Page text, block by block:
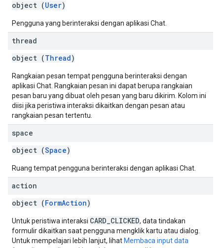
object (User)
Pengguna yang berinteraksi dengan aplikasi Chat.
thread
object (Thread)
Rangkaian pesan tempat pengguna berinteraksi dengan
aplikasi Chat. Rangkaian pesan ini dapat berupa rangkaian
pesan baru yang dibuat oleh pesan yang baru dikirim. Kolom ini
diisi jika peristiwa interaksi dikaitkan dengan pesan atau
rangkaian pesan tertentu.
space
object (Space)
Ruang tempat pengguna berinteraksi dengan aplikasi Chat.
action
object (FormAction)
Untuk peristiwa interaksi CARD_CLICKED, data tindakan
formulir dikaitkan saat pengguna mengklik kartu atau dialog.
Untuk mempelajari lebih lanjut, lihat Membaca input data